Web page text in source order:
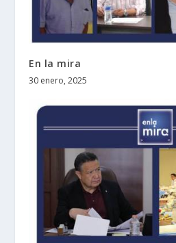
En la mira
30 enero, 2025